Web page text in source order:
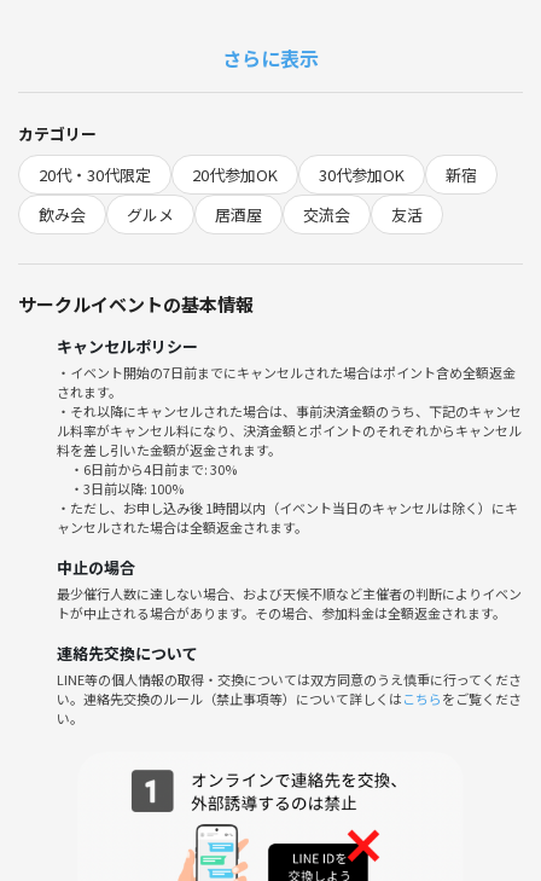
https://maps.app.goo.gl/bidgYS4wMDMfpdnJ6?g_st=ic
■禁止事項■
※会を楽しむためにも必ずお読み下さい※
・過度なナンパ行為や迷惑行為
・開催内容や風景写真、動画のSNS等への無許可投稿
・街コンやつなげーと等で開催するイベントの主催者及び関係者の方の
参加
（最近過度なお誘いの報告があったためご遠慮頂いております ）
・ネットワークビジネス、宗教、その他のビジネス勧誘または不動産、
保険、金融商材等の勧誘
上記の行為、勧誘を目的とした参加を禁止とさせて頂いております。こ
ちらの行為を発見したり、後日参加者より申し出があった場合は、以降
の参加不可、つなげーとへ報告させて頂いております。
さらに表示
カテゴリー
20代・30代限定
20代参加OK 30代参加OK
新宿
飲み会
グルメ 居酒屋 交流会 友活
サークルイベントの基本情報
キャンセルポリシー
・イベント開始の7日前までにキャンセルされた場合はポイント含め全額返金
されます。
・それ以降にキャンセルされた場合は、事前決済金額のうち、下記のキャンセ
ル料率がキャンセル料になり、決済金額とポイントのそれぞれからキャンセル
料を差し引いた金額が返金されます。
・6日前から4日前まで: 30%
・3日前以降: 100%
・ただし、お申し込み後 1時間以内（イベント当日のキャンセルは除く）にキ
ャンセルされた場合は全額返金されます。
中止の場合
最少催行人数に達しない場合、および天候不順など主催者の判断によりイベン
トが中止される場合があります。その場合、参加料金は全額返金されます。
連絡先交換について
LINE等の個人情報の取得・交換については双方同意のうえ慎重に行ってくださ
い。連絡先交換のルール（禁止事項等）について詳しくはこちらをご覧くださ
い。